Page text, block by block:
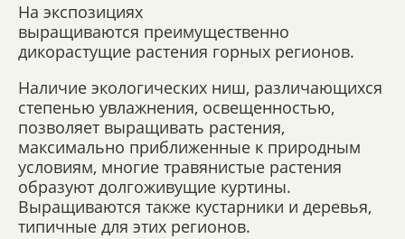
На экспозициях
выращиваются преимущественно
дикорастущие растения горных регионов.
Наличие экологических ниш, различающихся
степенью увлажнения, освещенностью,
позволяет выращивать растения,
максимально приближенные к природным
условиям, многие травянистые растения
образуют долгоживущие куртины.
Выращиваются также кустарники и деревья,
типичные для этих регионов.